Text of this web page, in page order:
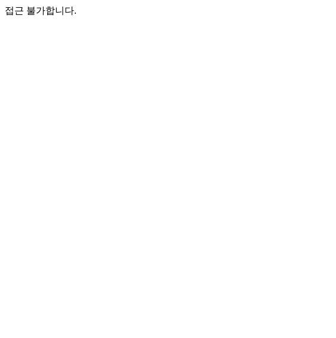
접근 불가합니다.